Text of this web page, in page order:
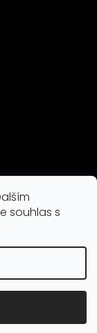
souhlas s
vyhrazena.